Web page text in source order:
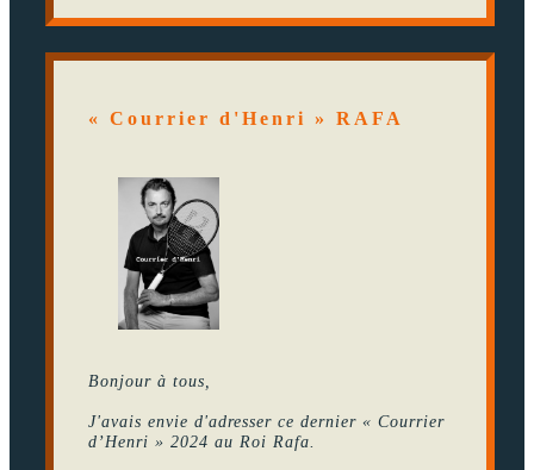
« Courrier d'Henri » RAFA
Bonjour à tous,
J'avais envie d'adresser ce dernier « Courrier
d’Henri » 2024 au Roi Rafa.